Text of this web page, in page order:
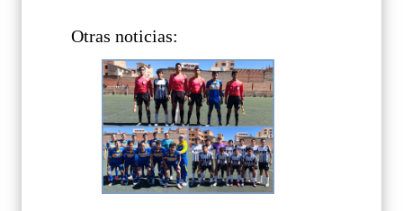
Otras noticias: